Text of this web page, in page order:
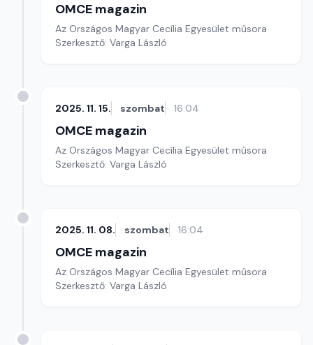
OMCE magazin
Az Országos Magyar Cecília Egyesület műsora
Szerkesztő: Varga László
2025. 11. 15. szombat 16:04
OMCE magazin
Az Országos Magyar Cecília Egyesület műsora
Szerkesztő: Varga László
2025. 11. 08. szombat 16:04
OMCE magazin
Az Országos Magyar Cecília Egyesület műsora
Szerkesztő: Varga László